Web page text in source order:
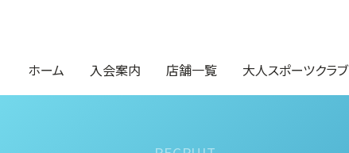
ホーム
入会案内 店舗一覧 大人スポーツクラブ